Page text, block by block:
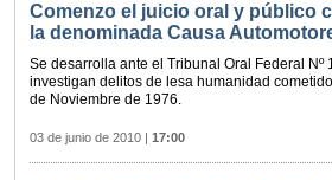
Comenzo el juicio oral y público
la denominada Causa
Se desarrolla ante el Tribunal Oral Federal Nº
investigan delitos de lesa humanidad
de Noviembre de 1976.
03 de junio de 2010 | 17:00